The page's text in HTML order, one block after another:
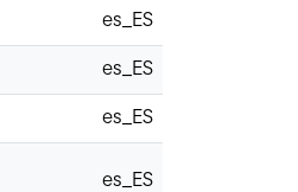
es_ES
es_ES
es_ES
es_ES